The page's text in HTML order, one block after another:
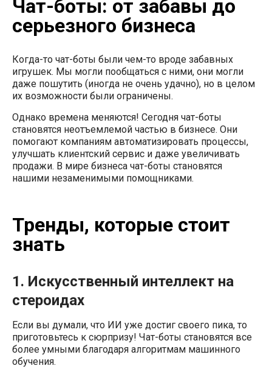
Чат-боты: от забавы до
серьезного бизнеса
Когда-то чат-боты были чем-то вроде забавных
игрушек. Мы могли пообщаться с ними, они могли
даже пошутить (иногда не очень удачно), но в целом
их возможности были ограничены.
Однако времена меняются! Сегодня чат-боты
становятся неотъемлемой частью в бизнесе. Они
помогают компаниям автоматизировать процессы,
улучшать клиентский сервис и даже увеличивать
продажи. В мире бизнеса чат-боты становятся
нашими незаменимыми помощниками.
Тренды, которые стоит
знать
1. Искусственный интеллект на
стероидах
Если вы думали, что ИИ уже достиг своего пика, то
приготовьтесь к сюрпризу! Чат-боты становятся все
более умными благодаря алгоритмам машинного
обучения.